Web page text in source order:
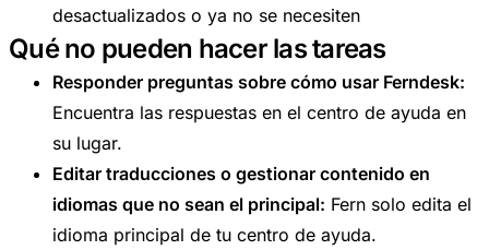
desactualizados o ya no se necesiten
Qué no pueden hacer las tareas
Responder preguntas sobre cómo usar Ferndesk:
Encuentra las respuestas en el centro de ayuda en
su lugar.
Editar traducciones o gestionar contenido en
idiomas que no sean el principal: Fern solo edita el
idioma principal de tu centro de ayuda.